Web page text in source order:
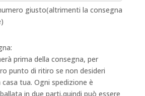
giusto(altrimenti la consegna
prima della consegna, per
punto di ritiro se non desideri
tua. Ogni spedizione è
in due parti,quindi può essere